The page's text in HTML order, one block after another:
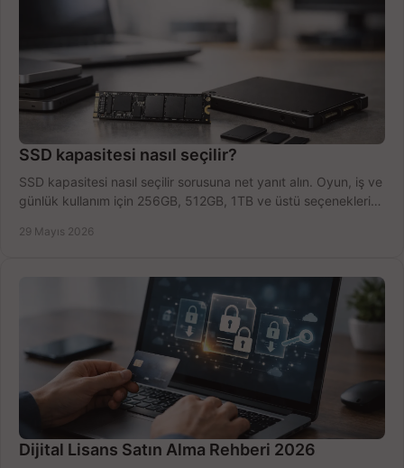
SSD kapasitesi nasıl seçilir?
SSD kapasitesi nasıl seçilir sorusuna net yanıt alın. Oyun, iş ve
günlük kullanım için 256GB, 512GB, 1TB ve üstü seçenekleri
29 Mayıs 2026
Dijital Lisans Satın Alma Rehberi 2026